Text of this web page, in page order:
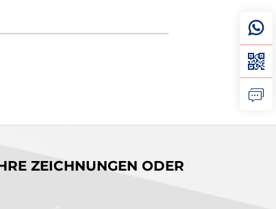
ZEICHNUNGEN ODER